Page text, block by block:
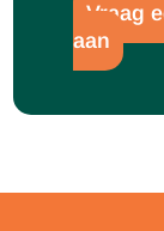
Vraag
aan